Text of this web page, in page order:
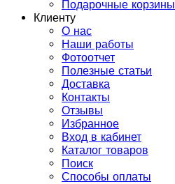
Подарочные корзины
Клиенту
О нас
Наши работы
Фотоотчет
Полезные статьи
Доставка
Контакты
Отзывы
Избранное
Вход в кабинет
Каталог товаров
Поиск
Способы оплаты